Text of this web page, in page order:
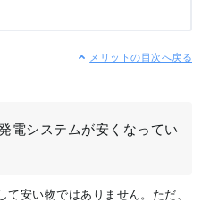
メリットの目次へ戻る
電システムが安くなってい
安い物ではありません。ただ、